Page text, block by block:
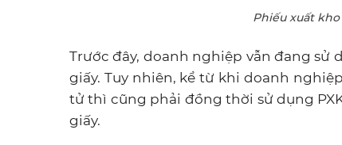
Phiếu xuất
Trước đây, doanh nghiệp vẫn đang sử
giấy. Tuy nhiên, kể từ khi doanh
tử thì cũng phải đồng thời sử dụng
giấy.